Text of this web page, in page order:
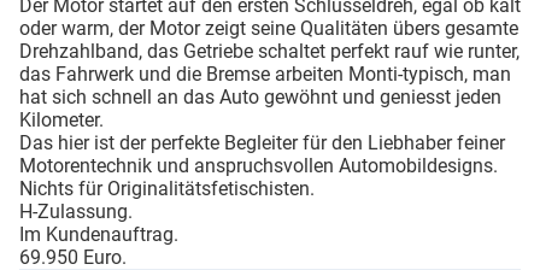
Der Motor startet auf den ersten Schlüsseldreh, egal ob kalt
oder warm, der Motor zeigt seine Qualitäten übers gesamte
Drehzahlband, das Getriebe schaltet perfekt rauf wie runter,
das Fahrwerk und die Bremse arbeiten Monti-typisch, man
hat sich schnell an das Auto gewöhnt und geniesst jeden
Kilometer.
Das hier ist der perfekte Begleiter für den Liebhaber feiner
Motorentechnik und anspruchsvollen Automobildesigns.
Nichts für Originalitätsfetischisten.
H-Zulassung.
Im Kundenauftrag.
69.950 Euro.